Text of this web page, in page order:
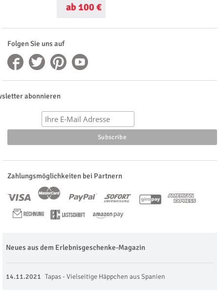
ab 100 €
Folgen Sie uns auf
abonnieren
Zahlungsmöglichkeiten bei Partnern
Neues aus dem Erlebnisgeschenke-Magazin
14.11.2021 Tapas - Vielseitige Häppchen aus Spanien